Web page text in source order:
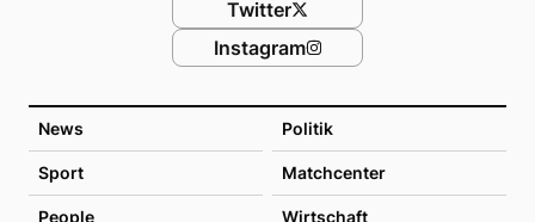
News Politik
Sport Matchcenter
People Wirtschaft
Twitter
Instagram